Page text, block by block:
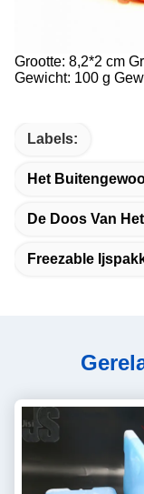
Grootte: 8,2*2 cm
Gewicht: 100 g
Labels:
Het
De Doos Van
Freezable